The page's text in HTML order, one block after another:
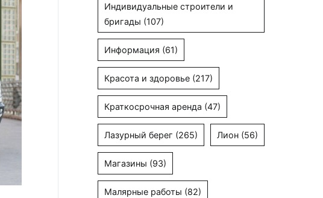
Индивидуальные строители и
бригады (107)
Информация (61)
Красота и здоровье (217)
Краткосрочная аренда (47)
Лазурный берег (265) Лион (56)
Магазины (93)
Малярные работы (82)